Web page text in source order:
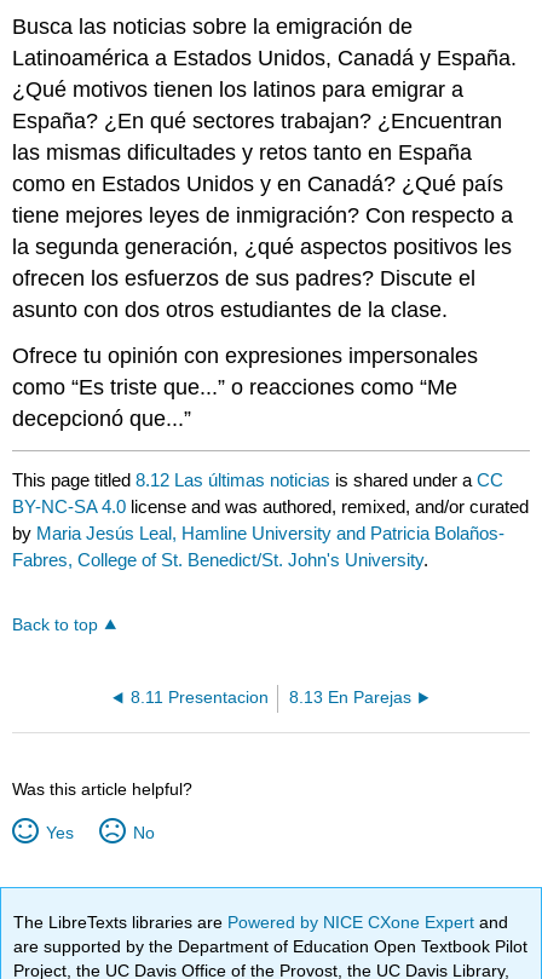
Busca las noticias sobre la emigración de
Latinoamérica a Estados Unidos, Canadá y España.
¿Qué motivos tienen los latinos para emigrar a
España? ¿En qué sectores trabajan? ¿Encuentran
las mismas dificultades y retos tanto en España
como en Estados Unidos y en Canadá? ¿Qué país
tiene mejores leyes de inmigración? Con respecto a
la segunda generación, ¿qué aspectos positivos les
ofrecen los esfuerzos de sus padres? Discute el
asunto con dos otros estudiantes de la clase.
Ofrece tu opinión con expresiones impersonales
como “Es triste que...” o reacciones como “Me
decepcionó que...”
This page titled8.12 Las últimas noticias is shared under aCC
BY-NC-SA 4.0 license and was authored, remixed, and/or curated
by Maria Jesús Leal, Hamline University and Patricia Bolaños-
Fabres, College of St. Benedict/St. John's University.
Back to top
8.11 Presentacion 8.13 En Parejas
Was this article helpful?
Yes No
The LibreTexts libraries are Powered by NICE CXone Expertand
are supported by the Department of Education Open Textbook Pilot
Project, the UC Davis Office of the Provost, the UC Davis Library,